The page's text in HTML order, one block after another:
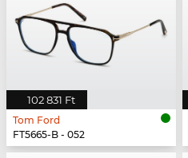
102 831 Ft
Tom Ford
FT5665-B - 052